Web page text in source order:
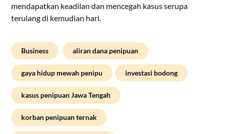
mendapatkan keadilan dan mencegah kasus serupa
terulang di kemudian hari.
Business aliran dana penipuan
gaya hidup mewah penipu investasi bodong
kasus penipuan Jawa Tengah
korban penipuan ternak